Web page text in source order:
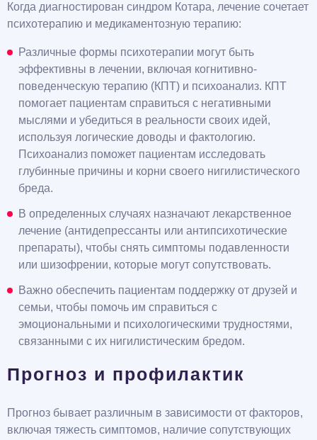
Когда диагностирован синдром Котара, лечение сочетает
психотерапию и медикаментозную терапию:
Различные формы психотерапии могут быть
эффективны в лечении, включая когнитивно-
поведенческую терапию (КПТ) и психоанализ. КПТ
помогает пациентам справиться с негативными
мыслями и убедиться в реальности своих идей,
используя логические доводы и фактологию.
Психоанализ поможет пациентам исследовать
глубинные причины и корни своего нигилистического
бреда.
В определенных случаях назначают лекарственное
лечение (антидепрессанты или антипсихотические
препараты), чтобы снять симптомы подавленности
или шизофрении, которые могут сопутствовать.
Важно обеспечить пациентам поддержку от друзей и
семьи, чтобы помочь им справиться с
эмоциональными и психологическими трудностями,
связанными с их нигилистическим бредом.
Прогноз и профилактик
Прогноз бывает различным в зависимости от факторов,
включая тяжесть симптомов, наличие сопутствующих